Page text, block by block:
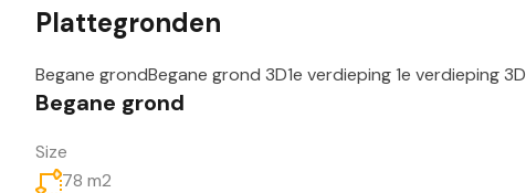
Plattegronden
Begane grondBegane grond 3D1e verdieping1e verdieping 3D
Begane grond
Size
78 m2